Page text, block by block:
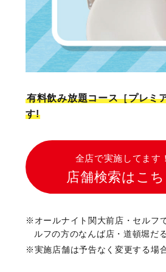
有料飲み放題コース［プレミ
す!
全店で実施してます
店舗検索はこ
オールナイト関大前店・セルフ
ルフの方のなんば店・道頓堀だ
実施店舗は予告なく変更する場